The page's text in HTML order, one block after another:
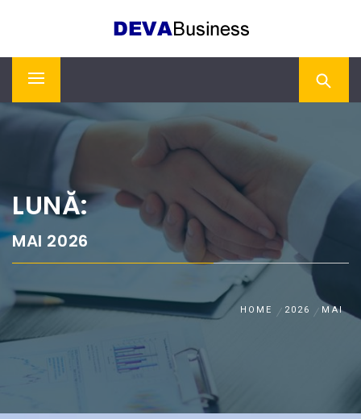
DEVA BUSINESS
Primary
Menu
LUNĂ:
MAI 2026
HOME 2026 MAI